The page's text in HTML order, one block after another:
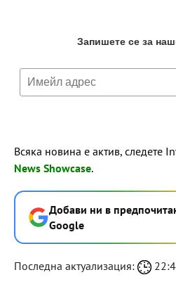
Всяка новина е актив, следете
News Showcase.
Добави ни в
Google
Последна актуализация: